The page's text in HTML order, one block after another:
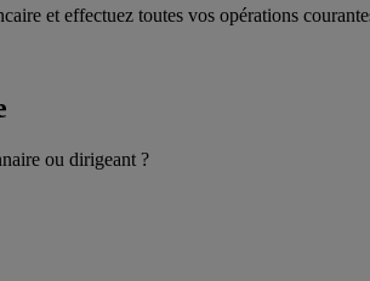
et effectuez toutes vos opérations
ou dirigeant ?